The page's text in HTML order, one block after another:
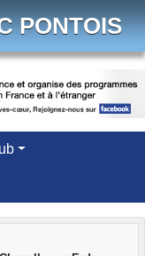
PONTOIS